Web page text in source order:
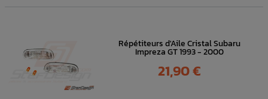
Répétiteurs d'Aile Cristal Subaru
Impreza GT 1993 - 2000
Prix
21,90 €